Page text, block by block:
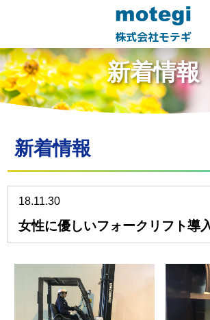
株式会社モテギ
トップページ 新着情報
新着情報
新着情報
18.11.30
女性に優しいフォークリフト導入